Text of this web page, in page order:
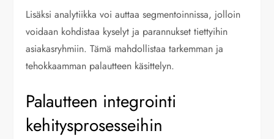
Lisäksi analytiikka voi auttaa segmentoinnissa, jolloin
voidaan kohdistaa kyselyt ja parannukset tiettyihin
asiakasryhmiin. Tämä mahdollistaa tarkemman ja
tehokkaamman palautteen käsittelyn.
Palautteen integrointi
kehitysprosesseihin